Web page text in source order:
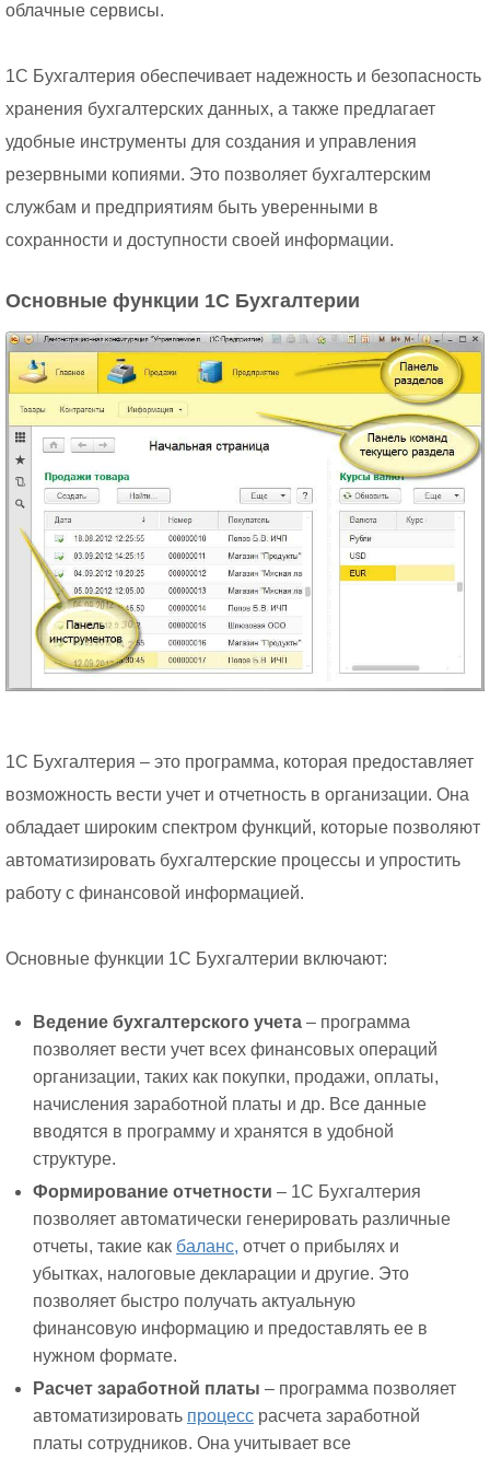
облачные сервисы.
1С Бухгалтерия обеспечивает надежность и безопасность
хранения бухгалтерских данных, а также предлагает
удобные инструменты для создания и управления
резервными копиями. Это позволяет бухгалтерским
службам и предприятиям быть уверенными в
сохранности и доступности своей информации.
Основные функции 1С Бухгалтерии
1С Бухгалтерия – это программа, которая предоставляет
возможность вести учет и отчетность в организации. Она
обладает широким спектром функций, которые позволяют
автоматизировать бухгалтерские процессы и упростить
работу с финансовой информацией.
Основные функции 1С Бухгалтерии включают:
Ведение бухгалтерского учета – программа
позволяет вести учет всех финансовых операций
организации, таких как покупки, продажи, оплаты,
начисления заработной платы и др. Все данные
вводятся в программу и хранятся в удобной
структуре.
Формирование отчетности – 1С Бухгалтерия
позволяет автоматически генерировать различные
отчеты, такие как баланс, отчет о прибылях и
убытках, налоговые декларации и другие. Это
позволяет быстро получать актуальную
финансовую информацию и предоставлять ее в
нужном формате.
Расчет заработной платы – программа позволяет
автоматизировать процесс расчета заработной
платы сотрудников. Она учитывает все